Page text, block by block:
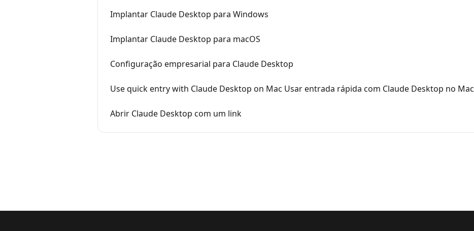
Implantar Claude Desktop para Windows
Implantar Claude Desktop para macOS
Configuração empresarial para Claude Desktop
Use quick entry with Claude Desktop on Mac Usar entrada rápida com Claude Desktop no Mac
Abrir Claude Desktop com um link